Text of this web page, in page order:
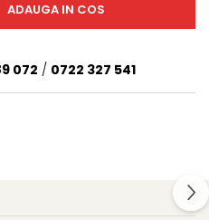
ADAUGA IN COS
072 / 0722 327 541